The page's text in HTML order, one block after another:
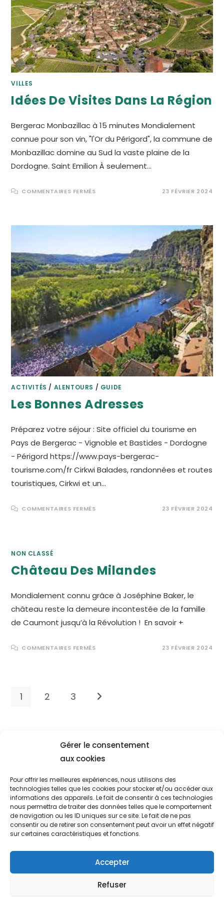
Gérer le consentement
aux cookies
Pour offrir les meilleures expériences, nous utilisons des
technologies telles que les cookies pour stocker et/ou accéder aux
informations des appareils. Le fait de consentir à ces technologies
nous permettra de traiter des données telles que le comportement
de navigation ou les ID uniques sur ce site. Le fait de ne pas
consentir ou de retirer son consentement peut avoir un effet négatif
sur certaines caractéristiques et fonctions.
Accepter
Refuser
VILLES
Idées De Visites Dans La Région
Bergerac Monbazillac à 15 minutes Mondialement
connue pour son vin, "l'Or du Périgord", la commune de
Monbazillac domine au Sud la vaste plaine de la
Dordogne. Saint Emilion À seulement…
COMMENTAIRES FERMÉSSUR
LA
23 FÉVRIER 2024
ACTIVITÉS / ALENTOURS / GUIDE
Les Bonnes Adresses
Préparez votre séjour : Site officiel du tourisme en
Pays de Bergerac - Vignoble et Bastides - Dordogne
- Périgord https://www.pays-bergerac-
tourisme.com/fr Cirkwi Balades, randonnées et routes
touristiques, Cirkwi et un…
COMMENTAIRES FERMÉSSUR 23 FÉVRIER 2024
NON CLASSÉ
Château Des Milandes
Mondialement connu grâce à Joséphine Baker, le
château reste la demeure incontestée de la famille
de Caumont jusqu’à la Révolution ! En savoir +
COMMENTAIRES FERMÉSSUR 23 FÉVRIER 2024
1 2 3 Aller à la page suivante
Location de gîtes de vacances
Gîte 4 personnes
Gîte 6 personnes